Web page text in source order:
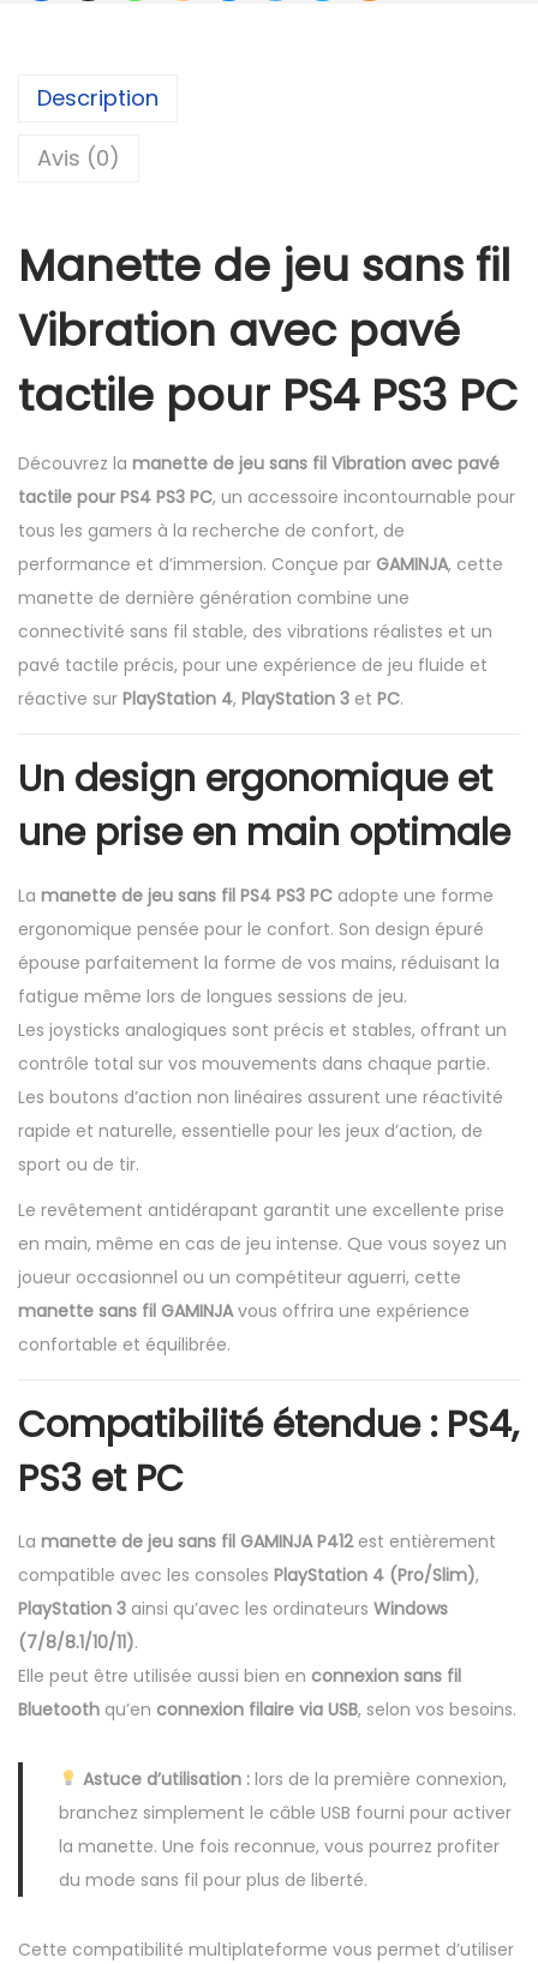
M
e
t
t
e
d
j
e
u
s
a
n
s
f
V
i
r
a
t
i
o
n
a
v
e
c
t
i
e
p
o
S
Description
Avis (0)
Manette de jeu sans fil
Vibration avec pavé
tactile pour PS4 PS3 PC
Découvrez la manette de jeu sans fil Vibration avec pavé
tactile pour PS4 PS3 PC, un accessoire incontournable pour
tous les gamers à la recherche de confort, de
performance et d’immersion. Conçue par GAMINJA, cette
manette de dernière génération combine une
connectivité sans fil stable, des vibrations réalistes et un
pavé tactile précis, pour une expérience de jeu fluide et
réactive sur PlayStation 4, PlayStation 3 et PC.
Un design ergonomique et
une prise en main optimale
La manette de jeu sans fil PS4 PS3 PC adopte une forme
ergonomique pensée pour le confort. Son design épuré
épouse parfaitement la forme de vos mains, réduisant la
fatigue même lors de longues sessions de jeu.
Les joysticks analogiques sont précis et stables, offrant un
contrôle total sur vos mouvements dans chaque partie.
Les boutons d’action non linéaires assurent une réactivité
rapide et naturelle, essentielle pour les jeux d’action, de
sport ou de tir.
Le revêtement antidérapant garantit une excellente prise
en main, même en cas de jeu intense. Que vous soyez un
joueur occasionnel ou un compétiteur aguerri, cette
manette sans fil GAMINJAvous offrira une expérience
confortable et équilibrée.
Compatibilité étendue : PS4,
PS3 et PC
La manette de jeu sans fil GAMINJA P412est entièrement
compatible avec les consoles PlayStation 4 (Pro/Slim),
PlayStation 3 ainsi qu’avec les ordinateurs Windows
(7/8/8.1/10/11).
Elle peut être utilisée aussi bien en connexion sans fil
Bluetooth qu’en connexion filaire via USB, selon vos besoins.
Astuce d’utilisation :lors de la première connexion,
branchez simplement le câble USB fourni pour activer
la manette. Une fois reconnue, vous pourrez profiter
du mode sans fil pour plus de liberté.
Cette compatibilité multiplateforme vous permet d’utiliser